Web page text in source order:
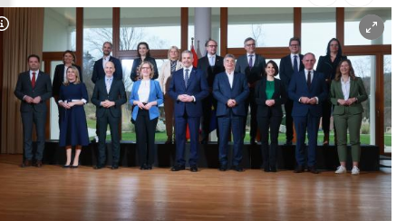
Untermenü
Untermenü
Untermenü
Untermenü
Copyright-Hinweis öffnen/schließen